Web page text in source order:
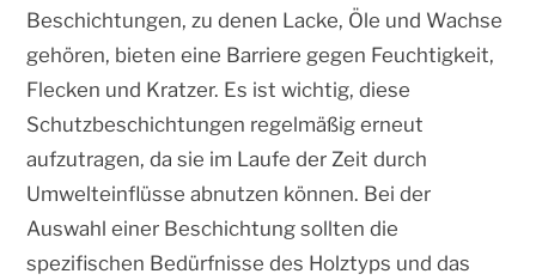
Beschichtungen, zu denen Lacke, Öle und Wachse
gehören, bieten eine Barriere gegen Feuchtigkeit,
Flecken und Kratzer. Es ist wichtig, diese
Schutzbeschichtungen regelmäßig erneut
aufzutragen, da sie im Laufe der Zeit durch
Umwelteinflüsse abnutzen können. Bei der
Auswahl einer Beschichtung sollten die
spezifischen Bedürfnisse des Holztyps und das